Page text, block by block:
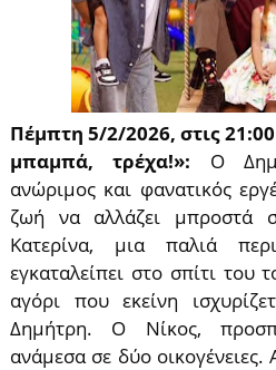
Πέμπτη 5/2/2026, στις
μπαμπά, τρέχα!»: Ο
ανώριμος και φανατικός
ζωή να αλλάζει μπροστά
Κατερίνα, μια παλιά
εγκαταλείπει στο σπίτι του
αγόρι που εκείνη
Δημήτρη. Ο Νίκος,
ανάμεσα σε δύο